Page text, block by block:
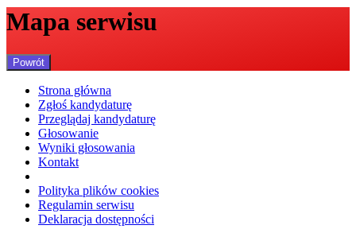
Mapa serwisu
Powrót
Strona główna
Zgłoś kandydaturę
Przeglądaj kandydaturę
Głosowanie
Wyniki głosowania
Kontakt
Polityka plików cookies
Regulamin serwisu
Deklaracja dostępności